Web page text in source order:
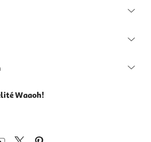
Waaoh!